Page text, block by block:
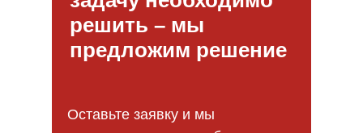
решить – мы
предложим решение
Оставьте заявку и мы